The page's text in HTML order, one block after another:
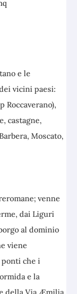
e le
vicini paesi:
Roccaverano),
castagne,
Moscato,
venne
dai Liguri
al dominio
viene
ponti che i
e la
della Via Æmilia